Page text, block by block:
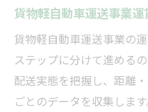
貨物軽自動車運送事業
貨物軽自動車運送事業の
ステップに分けて進める
配送実態を把握し、距離
ごとのデータを収集しま